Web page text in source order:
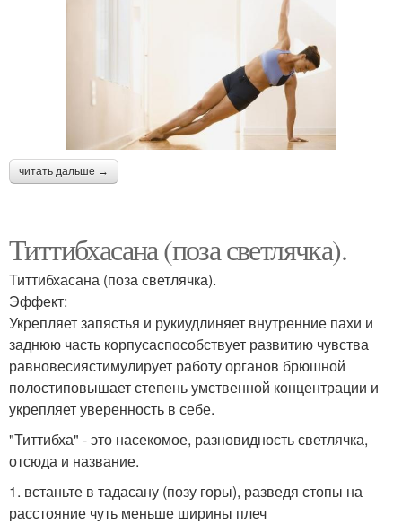
читать дальше →
Титтибхасана (поза светлячка).
Титтибхасана (поза светлячка).
Эффект:
Укрепляет запястья и рукиудлиняет внутренние пахи и
заднюю часть корпусаспособствует развитию чувства
равновесиястимулирует работу органов брюшной
полостиповышает степень умственной концентрации и
укрепляет уверенность в себе.
"Титтибха" - это насекомое, разновидность светлячка,
отсюда и название.
1. встаньте в тадасану (позу горы), разведя стопы на
расстояние чуть меньше ширины плеч